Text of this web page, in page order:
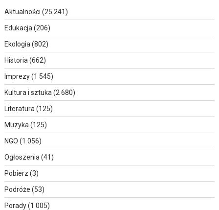
Aktualności (25 241)
Edukacja (206)
Ekologia (802)
Historia (662)
Imprezy(1 545)
Kultura i sztuka (2 680)
Literatura (125)
Muzyka (125)
NGO (1 056)
Ogłoszenia (41)
Pobierz (3)
Podróże (53)
Porady(1 005)